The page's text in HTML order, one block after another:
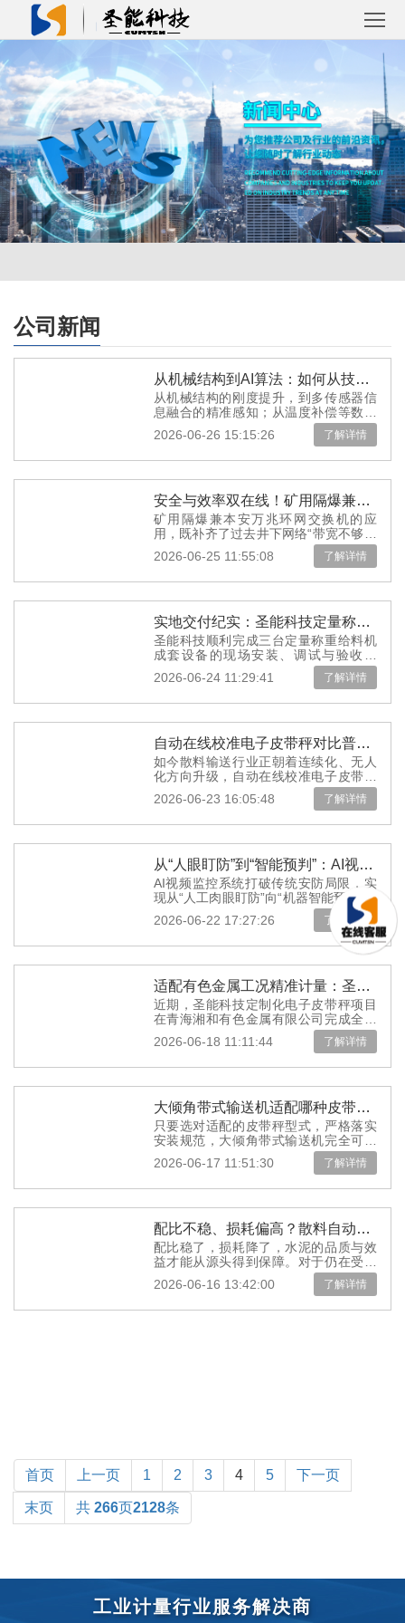
首
页
关
于
圣
能
产
品
中
解
决
成
资
系
公司新闻
从机械结构到AI算法：如何从技术层面系统性提升电子皮带秤的长期运行可靠性
从机械结构的刚度提升，到多传感器信
息融合的精准感知；从温度补偿等数据
处理技术的精密滤波，到AI算法驱动的
自适应进化——系统性提升电子皮带
2026-06-26 15:15:26 了解详情
安全与效率双在线！矿用隔爆兼本安万兆环网交换机助力智慧矿山建设
矿用隔爆兼本安万兆环网交换机的应
用，既补齐了过去井下网络“带宽不够、
安全不足、稳定性差”的短板，也为后续
矿山的AI智能分析、数字孪生等高阶...
2026-06-25 11:55:08 了解详情
实地交付纪实：圣能科技定量称重给料机落地广西兰科资源再生利用厂区
圣能科技顺利完成三台定量称重给料机
成套设备的现场安装、调试与验收工
作，正式落地广西兰科资源再生利用有
限公司生产厂区，为企业固废再生加工
2026-06-24 11:29:41 了解详情
自动在线校准电子皮带秤对比普通皮带秤好在哪？散料称重场景应用解析
如今散料输送行业正朝着连续化、无人
化方向升级，自动在线校准电子皮带秤
解决了普通皮带秤“校准就要停产、运行
久了不准”的核心矛盾，既能为企业...
2026-06-23 16:05:48 了解详情
从“人眼盯防”到“智能预判”：AI视频监控系统如何重塑矿山安全监管新模式
AI视频监控系统打破传统安防局限，实
现从“人工肉眼盯防”向“机器智能预判”的
跨越式升级，全方位重塑矿山安全监管
新模式，为矿山安全生产筑牢数...
2026-06-22 17:27:26 了解详情
适配有色金属工况精准计量：圣能科技电子皮带秤成功入驻青海湘和并稳定投运
近期，圣能科技定制化电子皮带秤项目
在青海湘和有色金属有限公司完成全部
安装、校准工作，现已正式稳定投运，
为企业原料输送、产能核算、成本管
2026-06-18 11:11:44 了解详情
大倾角带式输送机适配哪种皮带秤？安装条件与秤型解析
只要选对适配的皮带秤型式，严格落实
安装规范，大倾角带式输送机完全可以
实现稳定可靠的精准计量，为散料生产
的精细化管理提供准确的数据支撑。...
2026-06-17 11:51:30 了解详情
配比不稳、损耗偏高？散料自动称重配料系统解决水泥生产线配料工序痛点
配比稳了，损耗降了，水泥的品质与效
益才能从源头得到保障。对于仍在受配
料工序痛点困扰的水泥企业而言，散料
自动称重配料系统提供了一条经过验
2026-06-16 13:42:00 了解详情
首页 上一页 1 2 3 4 5 下一页
末页 共 266页2128条
工业计量行业服务解决商